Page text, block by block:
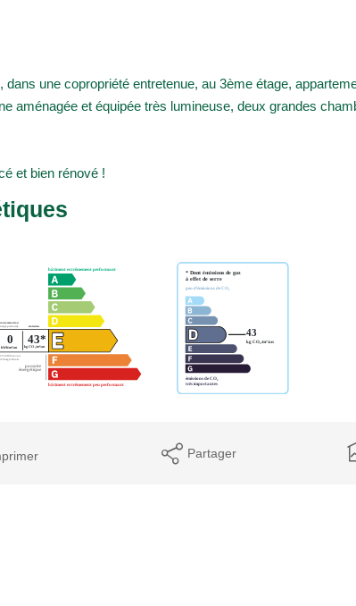
une copropriété entretenue, au 3ème étage,
aménagée et équipée très lumineuse, deux grandes
et bien rénové !
Partager